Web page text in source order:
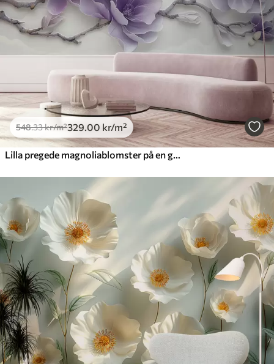
548.33kr/m²329 .00 kr/m²